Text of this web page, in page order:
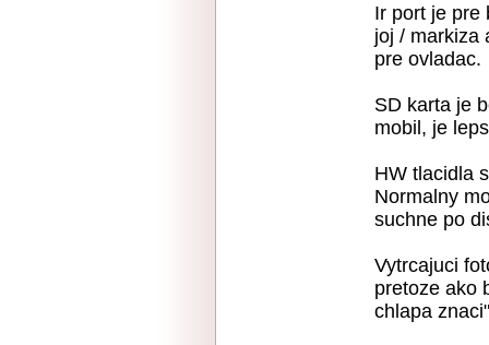
Ir port je pre
joj / markiza
pre ovladac.
SD karta je
mobil, je
HW tlacidla
Normalny
suchne po
Vytrcajuci
pretoze ako
chlapa